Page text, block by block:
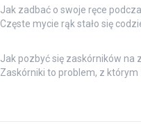
Jak zadbać o swoje ręce
Częste mycie rąk stało się
Jak pozbyć się zaskórników na
Zaskórniki to problem, z którym